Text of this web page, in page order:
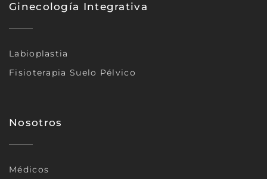
Ginecología Integrativa
Labioplastia
Fisioterapia Suelo Pélvico
Nosotros
Médicos